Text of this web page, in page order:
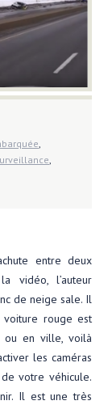
,
,
entre deux
vidéo, l’auteur
de neige sale. Il
voiture rouge est
ou en ville, voilà
les caméras
votre véhicule.
Il est une très